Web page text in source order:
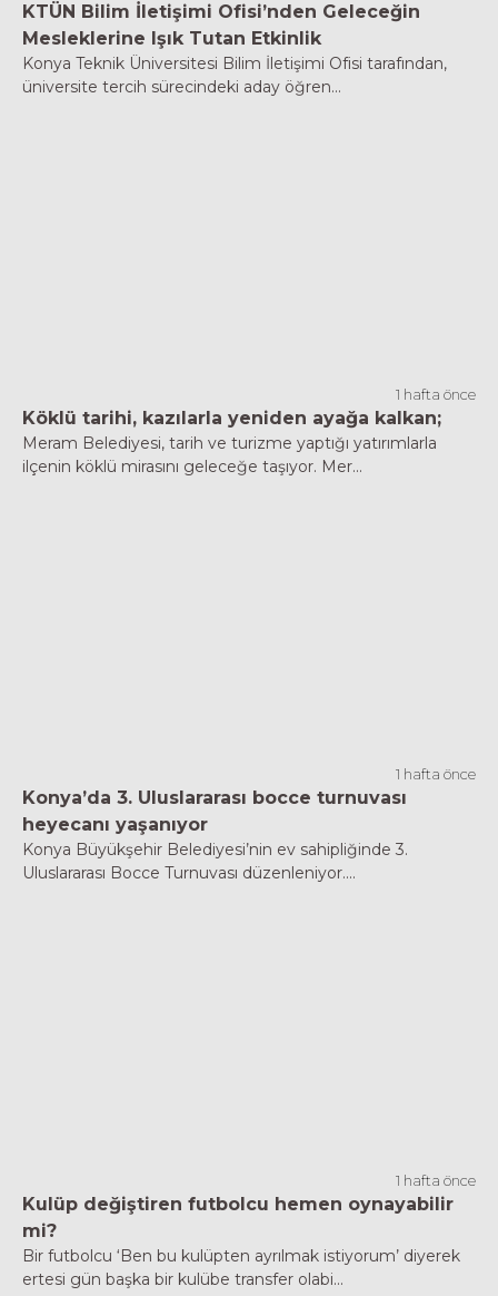
KTÜN Bilim İletişimi Ofisi’nden Geleceğin
Mesleklerine Işık Tutan Etkinlik
Konya Teknik Üniversitesi Bilim İletişimi Ofisi tarafından,
üniversite tercih sürecindeki aday öğren...
1 hafta önce
Köklü tarihi, kazılarla yeniden ayağa kalkan;
Meram Belediyesi, tarih ve turizme yaptığı yatırımlarla
ilçenin köklü mirasını geleceğe taşıyor. Mer...
1 hafta önce
Konya’da 3. Uluslararası bocce turnuvası
heyecanı yaşanıyor
Konya Büyükşehir Belediyesi’nin ev sahipliğinde 3.
Uluslararası Bocce Turnuvası düzenleniyor....
1 hafta önce
Kulüp değiştiren futbolcu hemen oynayabilir
mi?
Bir futbolcu ‘Ben bu kulüpten ayrılmak istiyorum’ diyerek
ertesi gün başka bir kulübe transfer olabi...